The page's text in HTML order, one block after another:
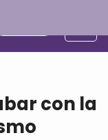
con la